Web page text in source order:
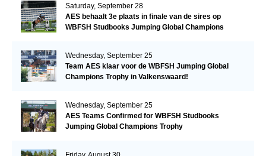
Saturday, September 28
AES behaalt 3e plaats in finale van de sires op
WBFSH Studbooks Jumping Global Champions
Wednesday, September 25
Team AES klaar voor de WBFSH Jumping Global
Champions Trophy in Valkenswaard!
Wednesday, September 25
AES Teams Confirmed for WBFSH Studbooks
Jumping Global Champions Trophy